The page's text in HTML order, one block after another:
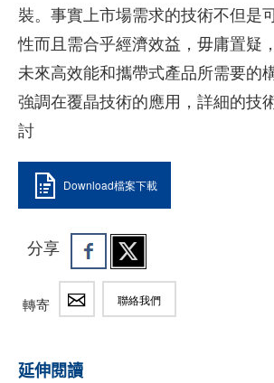
裝。事實上市場需求的技術不但是
性而且需合乎經濟效益，毋庸置疑
未來高效能和攜帶式產品所需要的
強調在覆晶技術的應用，詳細的技
討
Download檔案下載
分享
轉寄 聯絡我們
延伸閱讀